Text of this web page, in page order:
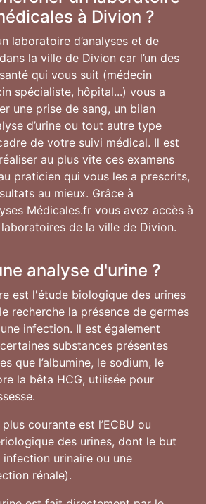
à Divion ?
laboratoire d’analyses et de
la ville de Divion car l’un des
qui vous suit (médecin
spécialiste, hôpital...) vous a
une prise de sang, un bilan
d’urine ou tout autre type
de votre suivi médical. Il est
au plus vite ces examens
praticien qui vous les a prescrits,
au mieux. Grâce à
Médicales.fr vous avez accès à
de la ville de Divion.
analyse d'urine ?
est l'étude biologique des urines
recherche la présence de germes
infection. Il est également
substances présentes
que l’albumine, le sodium, le
la bêta HCG, utilisée pour
plus courante est l’ECBU ou
des urines, dont le but
infection urinaire ou une
rénale).